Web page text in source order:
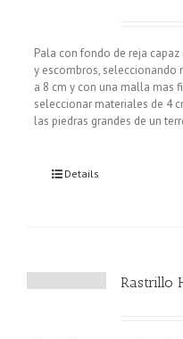
Pala con fondo de reja
y escombros, seleccionando
a 8 cm y con una malla mas
seleccionar materiales de 4
las piedras grandes de un
Details
Rastrillo